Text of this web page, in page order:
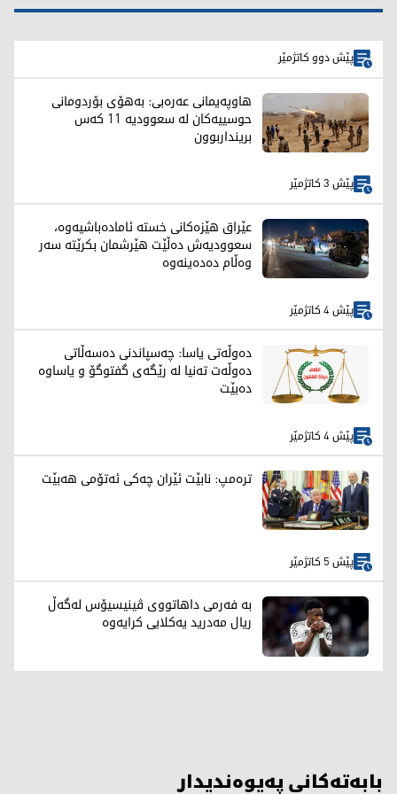
پێش دوو کاتژمێر
هاوپەیمانی عەرەبی: بەهۆی بۆردومانی
حوسییەکان لە سعوودیە 11 کەس
برینداربوون
پێش 3 کاتژمێر
عێراق هێزەکانی خستە ئامادەباشیەوە،
سعوودیەش دەڵێت هێرشمان بکرێتە سەر
وەڵام دەدەینەوە
پێش 4 کاتژمێر
دەوڵەتی یاسا: چەسپاندنی دەسەڵاتی
دەوڵەت تەنیا لە رێگەی گفتوگۆ و یاساوە
دەبێت
پێش 4 کاتژمێر
ترەمپ: نابێت ئێران چەکی ئەتۆمی هەبێت
پێش 5 کاتژمێر
بە فەرمی داهاتووی ڤینیسیۆس لەگەڵ
ریال مەدرید یەکلایی کرایەوە
بابەتەکانی پەیوەندیدار